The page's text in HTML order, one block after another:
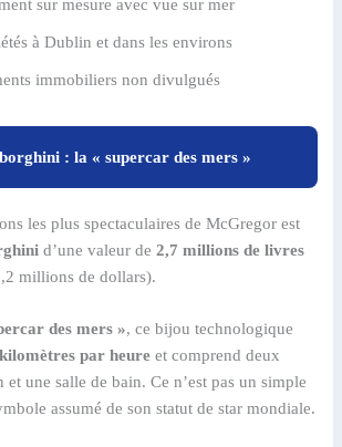
sur mesure avec vue sur mer
à Dublin et dans les environs
immobiliers non divulgués
: la « supercar des mers »
les plus spectaculaires de McGregor est
d’une valeur de2,7 millions de livres
millions de dollars).
des mers », ce bijou technologique
par heure et comprend deux
et une salle de bain. Ce n’est pas un simple
assumé de son statut de star mondiale.